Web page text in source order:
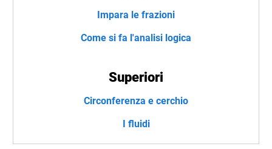
Impara le frazioni
Come si fa l'analisi logica
Superiori
Circonferenza e cerchio
I fluidi